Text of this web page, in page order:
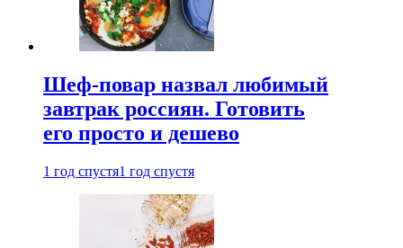
Шеф-повар назвал любимый
завтрак россиян. Готовить
его просто и дешево
1 год спустя1 год спустя